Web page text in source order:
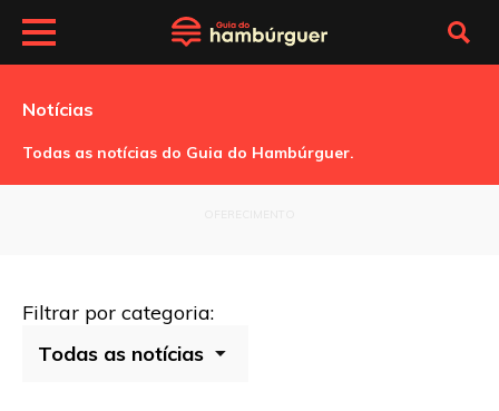
Notícias
Todas as notícias do Guia do Hambúrguer.
Filtrar por categoria: